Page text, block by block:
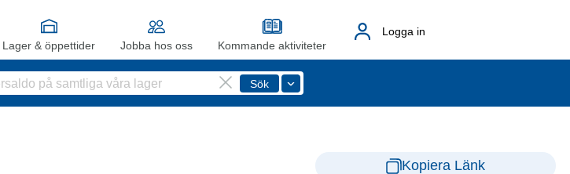
Lager & öppettider Jobba hos oss Kommande aktiviteter
Logga in
Kopiera Länk